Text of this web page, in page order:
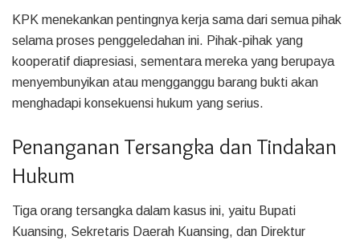
KPK menekankan pentingnya kerja sama dari semua pihak
selama proses penggeledahan ini. Pihak-pihak yang
kooperatif diapresiasi, sementara mereka yang berupaya
menyembunyikan atau mengganggu barang bukti akan
menghadapi konsekuensi hukum yang serius.
Penanganan Tersangka dan Tindakan
Hukum
Tiga orang tersangka dalam kasus ini, yaitu Bupati
Kuansing, Sekretaris Daerah Kuansing, dan Direktur